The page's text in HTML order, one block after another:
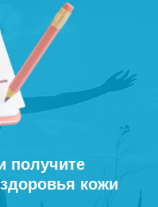
получите
кожи